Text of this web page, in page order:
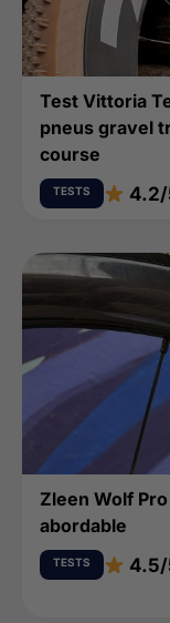
Test Vittoria
pneus gravel
course
TESTS
Zleen Wolf
abordable
TESTS